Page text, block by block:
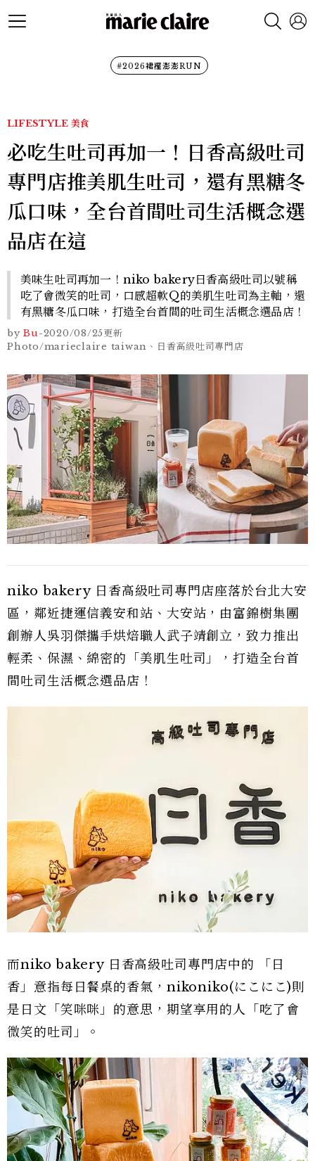
#2026裙襬澎澎RUN
LIFESTYLE 美食
必吃生吐司再加一！日香高級吐司
專門店推美肌生吐司，還有黑糖冬
瓜口味，全台首間吐司生活概念選
品店在這
美味生吐司再加一！niko bakery日香高級吐司以號稱
吃了會微笑的吐司，口感超軟Q的美肌生吐司為主軸，還
有黑糖冬瓜口味，打造全台首間的吐司生活概念選品店！
by Bu-2020/08/25更新
Photo/marieclaire taiwan、日香高級吐司專門店
niko bakery 日香高級吐司專門店座落於台北大安
區，鄰近捷運信義安和站、大安站，由富錦樹集團
創辦人吳羽傑攜手烘焙職人武子靖創立，致力推出
輕柔、保濕、綿密的「美肌生吐司」，打造全台首
間吐司生活概念選品店！
而niko bakery 日香高級吐司專門店中的 「日
香」意指每日餐桌的香氣，nikoniko(にこにこ)則
是日文「笑咪咪」的意思，期望享用的人「吃了會
微笑的吐司」。